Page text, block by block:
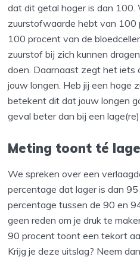
dat dit getal hoger is dan 100.
zuurstofwaarde hebt van
100 procent van de
zuurstof bij zich kunnen
doen. Daarnaast zegt het iets
jouw longen. Heb jij een hoge
betekent dit dat jouw longen
geval beter dan bij een
Meting toont té
We spreken over een
percentage dat lager is dan
percentage tussen de 90 en
geen reden om je druk te
90 procent toont een tekort
Krijg je deze uitslag? Neem